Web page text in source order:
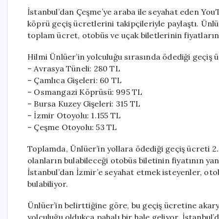
İstanbul’dan Çeşme’ye araba ile seyahat eden
köprü geçiş ücretlerini takipçileriyle paylaştı.
toplam ücret, otobüs ve uçak biletlerinin
Hilmi Ünlüer’in yolculuğu sırasında ödediği geçiş
– Avrasya Tüneli: 280 TL
– Çamlıca Gişeleri: 60 TL
– Osmangazi Köprüsü: 995 TL
– Bursa Kuzey Gişeleri: 315 TL
– İzmir Otoyolu: 1.155 TL
– Çeşme Otoyolu: 53 TL
Toplamda, Ünlüer’in yollara ödediği geçiş ücreti
olanların bulabileceği otobüs biletinin fiyatının
İstanbul’dan İzmir’e seyahat etmek isteyenler,
bulabiliyor.
Ünlüer’in belirttiğine göre, bu geçiş ücretine
yolculuğu oldukça pahalı bir hale geliyor.